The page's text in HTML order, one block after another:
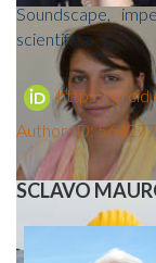
Soundscape,
scientifica.
https://
Author ID:
SCLAVO